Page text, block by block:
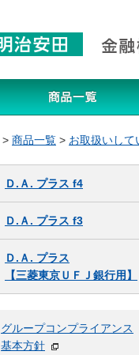
> 商品一覧 > お取扱いして
Ｄ.Ａ. プラス f4
Ｄ.Ａ. プラス f3
Ｄ.Ａ. プラス
【三菱東京ＵＦＪ銀行用】
グループコンプライアンス
基本方針